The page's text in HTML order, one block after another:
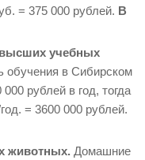
= 375 000 рублей. В
высших учебных
обучения в Сибирском
рублей в год, тогда
= 3600 000 рублей.
животных. Домашние